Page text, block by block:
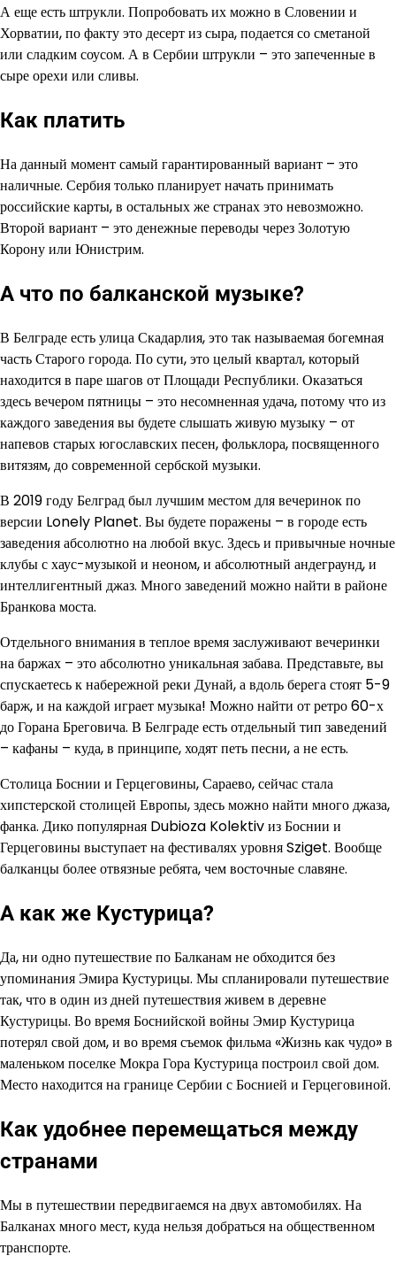
А еще есть штрукли. Попробовать их можно в Словении и
Хорватии, по факту это десерт из сыра, подается со сметаной
или сладким соусом. А в Сербии штрукли – это запеченные в
сыре орехи или сливы.
Как платить
На данный момент самый гарантированный вариант – это
наличные. Сербия только планирует начать принимать
российские карты, в остальных же странах это невозможно.
Второй вариант – это денежные переводы через Золотую
Корону или Юнистрим.
А что по балканской музыке?
В Белграде есть улица Скадарлия, это так называемая богемная
часть Старого города. По сути, это целый квартал, который
находится в паре шагов от Площади Республики. Оказаться
здесь вечером пятницы – это несомненная удача, потому что из
каждого заведения вы будете слышать живую музыку – от
напевов старых югославских песен, фольклора, посвященного
витязям, до современной сербской музыки.
В 2019 году Белград был лучшим местом для вечеринок по
версии Lonely Planet. Вы будете поражены – в городе есть
заведения абсолютно на любой вкус. Здесь и привычные ночные
клубы с хаус-музыкой и неоном, и абсолютный андеграунд, и
интеллигентный джаз. Много заведений можно найти в районе
Бранкова моста.
Отдельного внимания в теплое время заслуживают вечеринки
на баржах – это абсолютно уникальная забава. Представьте, вы
спускаетесь к набережной реки Дунай, а вдоль берега стоят 5-9
барж, и на каждой играет музыка! Можно найти от ретро 60-х
до Горана Бреговича. В Белграде есть отдельный тип заведений
– кафаны – куда, в принципе, ходят петь песни, а не есть.
Столица Боснии и Герцеговины, Сараево, сейчас стала
хипстерской столицей Европы, здесь можно найти много джаза,
фанка. Дико популярная Dubioza Kolektiv из Боснии и
Герцеговины выступает на фестивалях уровня Sziget. Вообще
балканцы более отвязные ребята, чем восточные славяне.
А как же Кустурица?
Да, ни одно путешествие по Балканам не обходится без
упоминания Эмира Кустурицы. Мы спланировали путешествие
так, что в один из дней путешествия живем в деревне
Кустурицы. Во время Боснийской войны Эмир Кустурица
потерял свой дом, и во время съемок фильма «Жизнь как чудо» в
маленьком поселке Мокра Гора Кустурица построил свой дом.
Место находится на границе Сербии с Боснией и Герцеговиной.
Как удобнее перемещаться между
странами
Мы в путешествии передвигаемся на двух автомобилях. На
Балканах много мест, куда нельзя добраться на общественном
транспорте.